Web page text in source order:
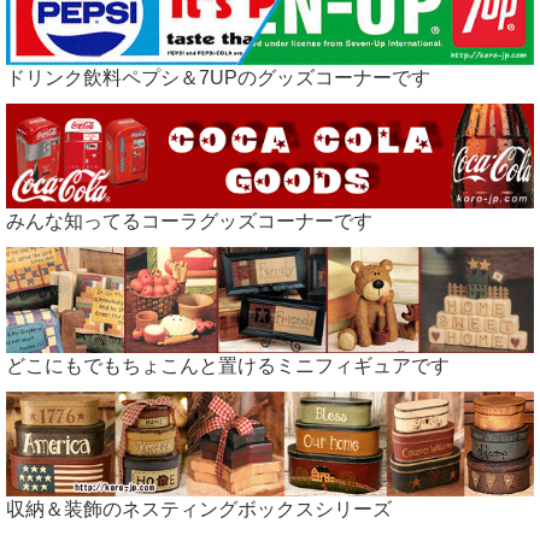
ドリンク飲料ペプシ＆7UPのグッズコーナーです
みんな知ってるコーラグッズコーナーです
どこにもでもちょこんと置けるミニフィギュアです
収納＆装飾のネスティングボックスシリーズ